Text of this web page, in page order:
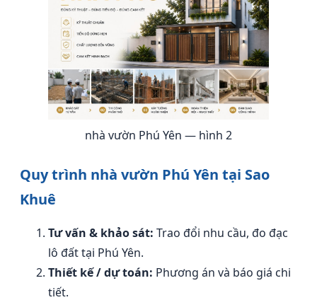
nhà vườn Phú Yên — hình 2
Quy trình nhà vườn Phú Yên tại Sao
Khuê
Tư vấn & khảo sát: Trao đổi nhu cầu, đo đạc
lô đất tại Phú Yên.
Thiết kế / dự toán: Phương án và báo giá chi
tiết.